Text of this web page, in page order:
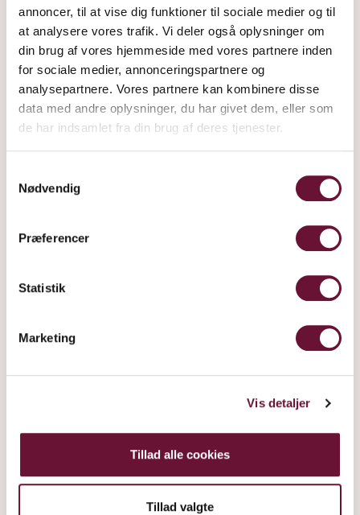
annoncer, til at vise dig funktioner til sociale medier og til
at analysere vores trafik. Vi deler også oplysninger om
din brug af vores hjemmeside med vores partnere inden
for sociale medier, annonceringspartnere og
analysepartnere. Vores partnere kan kombinere disse
data med andre oplysninger, du har givet dem, eller som
de har indsamlet fra din brug af deres tjenester.
Nødvendig
Præferencer
Statistik
Marketing
Vis detaljer
Tillad alle cookies
Tillad valgte